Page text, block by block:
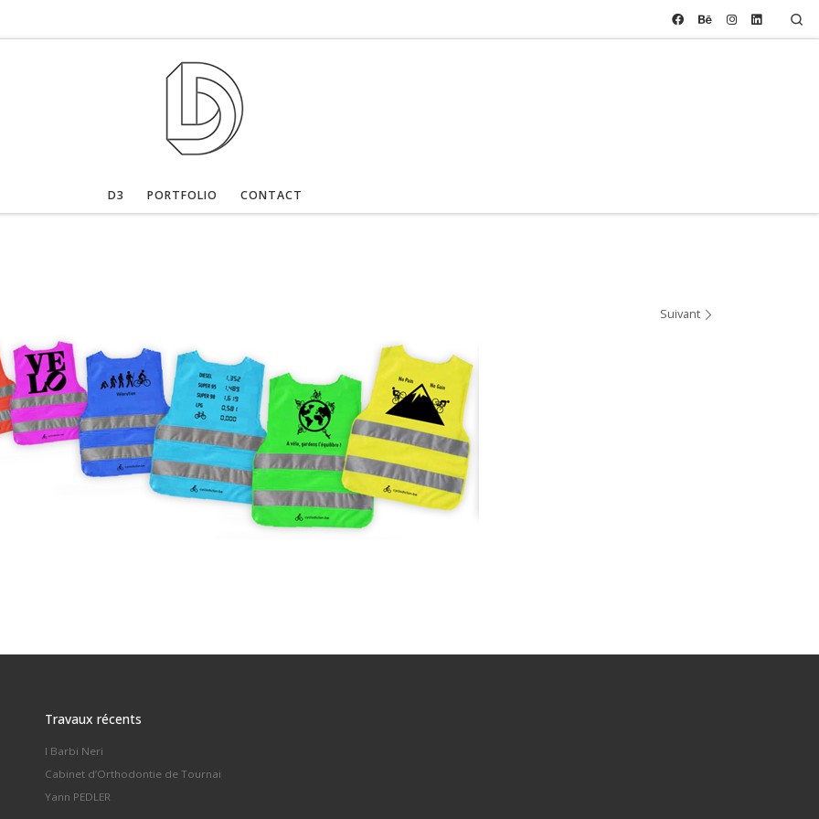
D3 PORTFOLIO CONTACT
Suivant
Travaux récents
I Barbi Neri
Cabinet d’Orthodontie de Tournai
Yann PEDLER